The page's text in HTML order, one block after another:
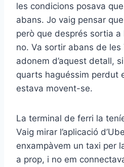
les condicions posava
abans. Jo vaig pensar
però que després sortia a
no. Va sortir abans de les
adonem d’aquest detall,
quarts haguéssim perdut
estava movent-se.
La terminal de ferri la
Vaig mirar l’aplicació
enxampàvem un taxi per
a prop, i no em